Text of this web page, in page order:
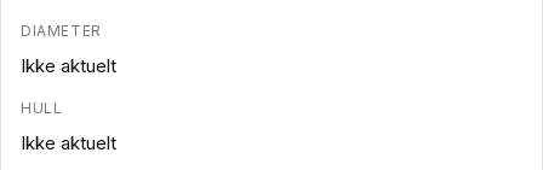
DIAMETER
Ikke aktuelt
HULL
Ikke aktuelt